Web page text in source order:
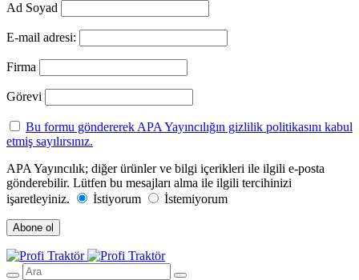
Ad Soyad
E-mail adresi:
Firma
Görevi
Bu formu göndererek APA Yayıncılığın gizlilik politikasını kabul
etmiş sayılırsınız.
APA Yayıncılık; diğer ürünler ve bilgi içerikleri ile ilgili e-posta
gönderebilir. Lütfen bu mesajları alma ile ilgili tercihinizi
işaretleyiniz.
İstiyorum İstemiyorum